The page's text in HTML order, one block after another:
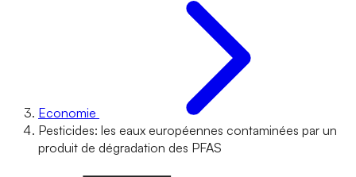
Economie
Pesticides: les eaux européennes contaminées par un
produit de dégradation des PFAS